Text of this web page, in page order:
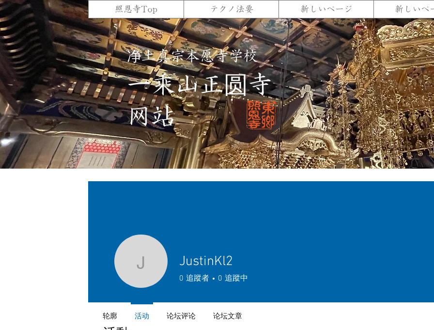
照恩寺Top テクノ法要 新しいページ 新しいペ
净土真宗本愿寺学校
一乘山正圆寺
网站
JustinKl2
JustinKl2
0 追蹤者 0 追蹤中
轮廓 活动 论坛评论 论坛文章